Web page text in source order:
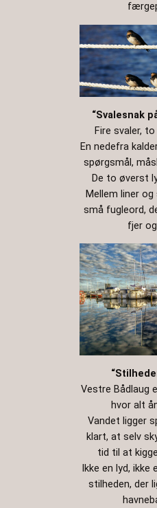
“Svalesnak
Fire svaler,
En nedefra
spørgsmål,
De to øverst
Mellem liner
små fugleord,
fjer
Vestre Bådlaug
hvor alt
Vandet ligger
klart, at selv
tid til at
Ikke en lyd, ikke
stilheden, der